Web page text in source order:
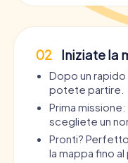
02 Iniziate la
Dopo un rapido
potete partire.
Prima
scegliete un
Pronti?
la mappa fino al